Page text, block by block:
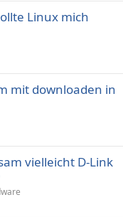
Linux mich
mit downloaden in
vielleicht D-Link